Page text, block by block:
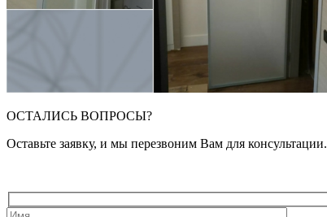
ОСТАЛИСЬ ВОПРОСЫ?
Оставьте заявку, и мы перезвоним Вам для консультации.